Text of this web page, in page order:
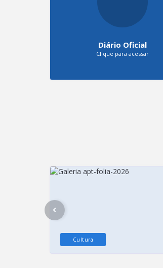
Diário Oficial
Clique para acessar
Cultura